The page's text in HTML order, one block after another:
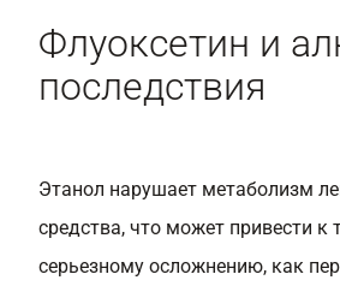
Флуоксетин и
последствия
Этанол нарушает метаболизм
средства, что может привести к
серьезному осложнению, как